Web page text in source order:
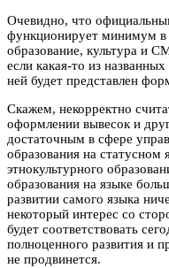
Очевидно, что
функционирует минимум в
образование, культура и
если какая-то из
ней будет представлен
Скажем, некорректно
оформлении вывесок и
достаточным в сфере
образования на статусном
этнокультурного
образования на языке
развитии самого языка
некоторый интерес со
будет соответствовать
полноценного развития и
не продвинется.